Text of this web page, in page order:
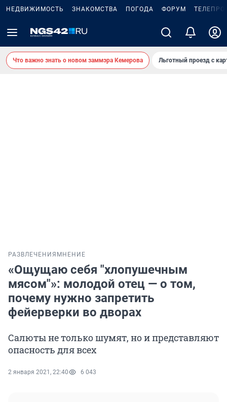
НЕДВИЖИМОСТЬ ЗНАКОМСТВА ПОГОДА ФОРУМ
Что важно знать о новом заммэра Кемерова Льготный проезд с
РАЗВЛЕЧЕНИЯ МНЕНИЕ
«Ощущаю себя "хлопушечным
мясом"»: молодой отец — о том,
почему нужно запретить
фейерверки во дворах
Салюты не только шумят, но и представляют
опасность для всех
2 января 2021, 22:40 6 043